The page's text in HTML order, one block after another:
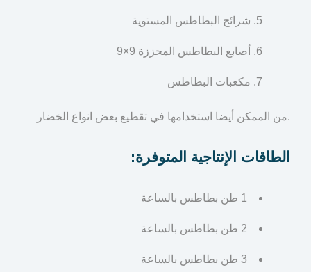
شرائح البطاطس المستوية
أصابع البطاطس المحززة 9×9
مكعبات البطاطس
من الممكن أيضا استخدامها في تقطيع بعض انواع الخضار.
الطاقات الإنتاجية المتوفرة:
1 طن بطاطس بالساعة
2 طن بطاطس بالساعة
3 طن بطاطس بالساعة